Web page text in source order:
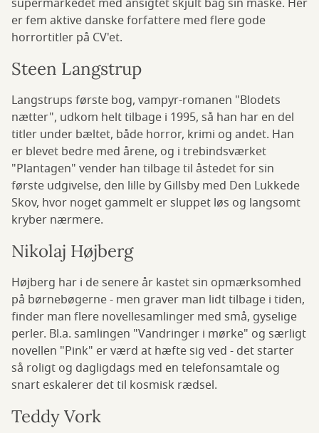
supermarkedet med ansigtet skjult bag sin maske. Her
er fem aktive danske forfattere med flere gode
horrortitler på CV'et.
Steen Langstrup
Langstrups første bog, vampyr-romanen "Blodets
nætter", udkom helt tilbage i 1995, så han har en del
titler under bæltet, både horror, krimi og andet. Han
er blevet bedre med årene, og i trebindsværket
"Plantagen" vender han tilbage til åstedet for sin
første udgivelse, den lille by Gillsby med Den Lukkede
Skov, hvor noget gammelt er sluppet løs og langsomt
kryber nærmere.
Nikolaj Højberg
Højberg har i de senere år kastet sin opmærksomhed
på børnebøgerne - men graver man lidt tilbage i tiden,
finder man flere novellesamlinger med små, gyselige
perler. Bl.a. samlingen "Vandringer i mørke" og særligt
novellen "Pink" er værd at hæfte sig ved - det starter
så roligt og dagligdags med en telefonsamtale og
snart eskalerer det til kosmisk rædsel.
Teddy Vork